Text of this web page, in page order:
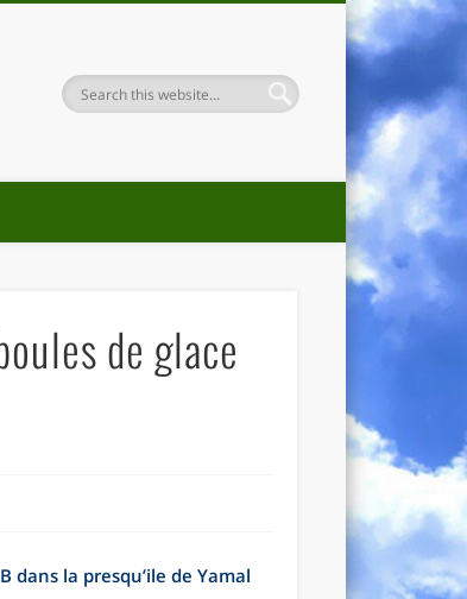
de glace
dans la presqu’ile de Yamal